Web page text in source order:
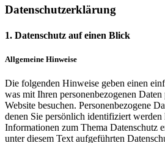
Datenschutzerklärung
1. Datenschutz auf einen Blick
Allgemeine Hinweise
Die folgenden Hinweise geben einen
was mit Ihren personenbezogenen Daten
Website besuchen. Personenbezogene
denen Sie persönlich identifiziert
Informationen zum Thema Datenschutz
unter diesem Text aufgeführten